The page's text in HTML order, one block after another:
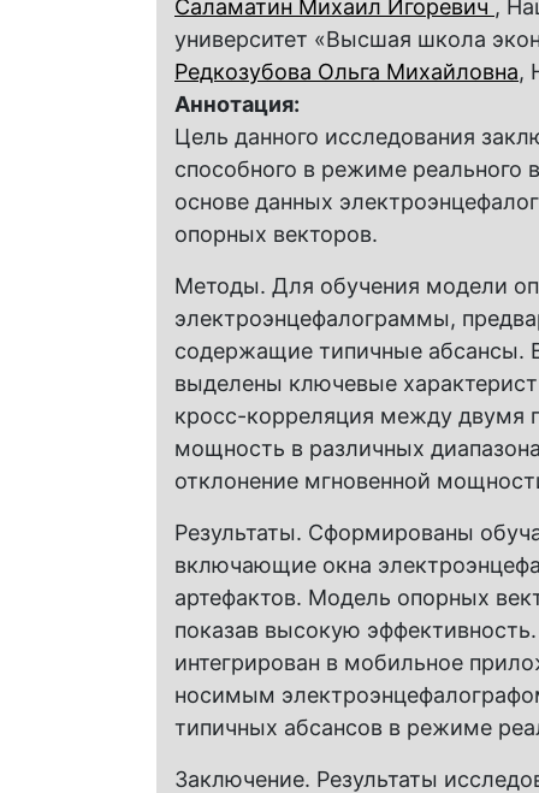
Саламатин Михаил Игоревич ,
университет «Высшая школа
Редкозубова Ольга Михайловна,
Аннотация:
Цель данного исследования
способного в режиме реального
основе данных
опорных векторов.
Методы. Для обучения модели
электроэнцефалограммы,
содержащие типичные абсансы.
выделены ключевые
кросс-корреляция между двумя
мощность в различных
отклонение мгновенной
Результаты. Сформированы
включающие окна
артефактов. Модель опорных
показав высокую
интегрирован в мобильное
носимым
типичных абсансов в режиме
Заключение. Результаты